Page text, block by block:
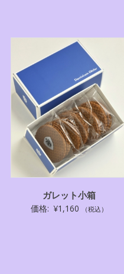
ガレット小箱
価格: ¥1,160 （税込）